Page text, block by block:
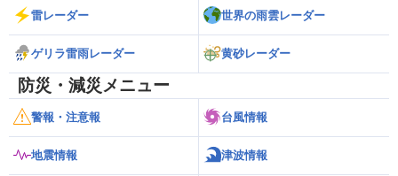
雷レーダー 世界の雨雲レーダー
ゲリラ雷雨レーダー 黄砂レーダー
防災・減災メニュー
警報・注意報 台風情報
地震情報 津波情報